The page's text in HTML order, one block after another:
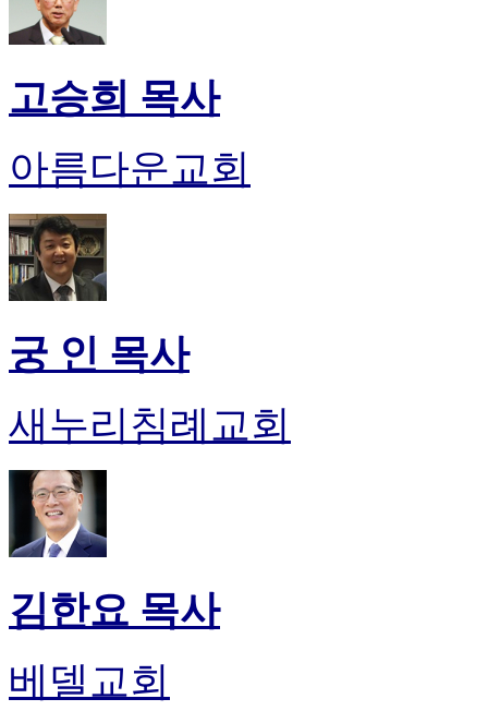
고승희 목사
아름다운교회
궁 인 목사
새누리침례교회
김한요 목사
베델교회